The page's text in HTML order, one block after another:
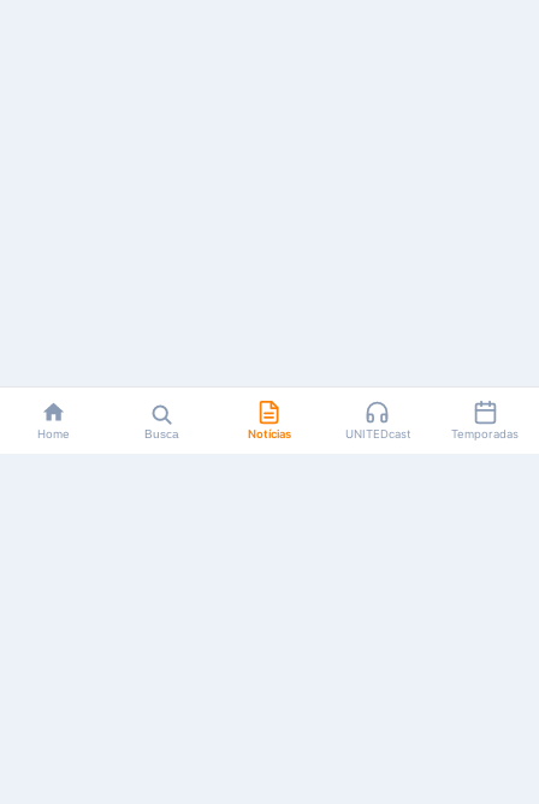
Home Busca Notícias UNITEDcast Temporadas